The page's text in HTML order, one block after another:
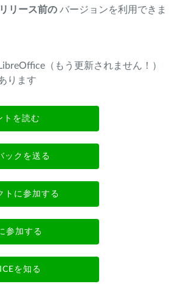
リリース前の バージョンを利用できま
（もう更新されません！）
ります
トを読む
ックを送る
トに参加する
参加する
を知る